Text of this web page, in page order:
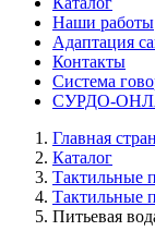
Наши работы
Адаптация
Контакты
Система
СУРДО-
Главная
Каталог
Тактильные
Тактильные
Питьевая